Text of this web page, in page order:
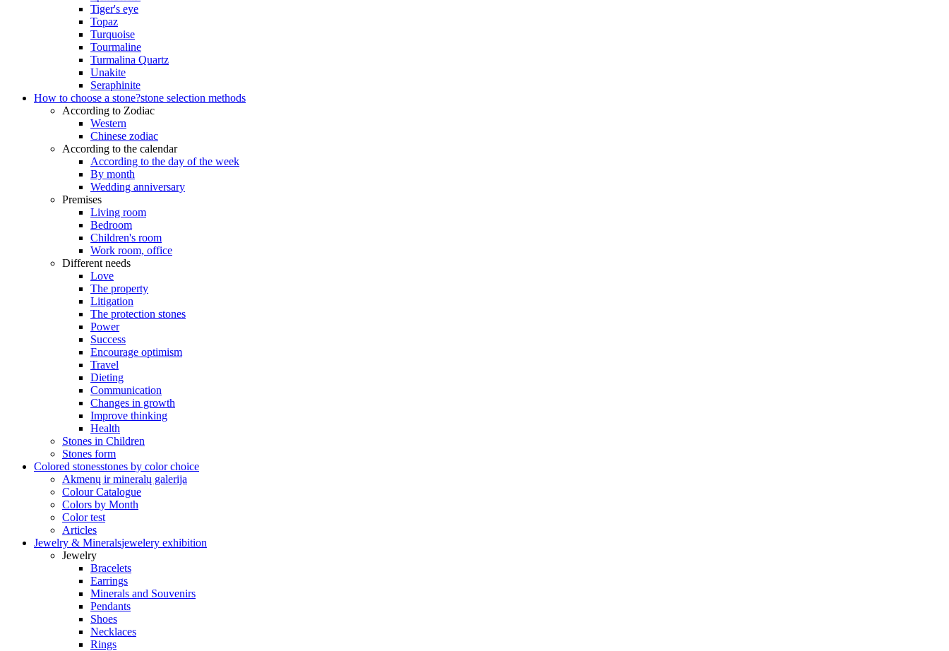
Tiger's eye
Topaz
Turquoise
Tourmaline
Turmalina Quartz
Unakite
Seraphinite
How to choose a stone?stone selection methods
According to Zodiac
Western
Chinese zodiac
According to the calendar
According to the day of the week
By month
Wedding anniversary
Premises
Living room
Bedroom
Children's room
Work room, office
Different needs
Love
The property
Litigation
The protection stones
Power
Success
Encourage optimism
Travel
Dieting
Communication
Changes in growth
Improve thinking
Health
Stones in Children
Stones form
Colored stonesstones by color choice
Akmenų ir mineralų galerija
Colour Catalogue
Colors by Month
Color test
Articles
Jewelry & Mineralsjewelery exhibition
Jewelry
Bracelets
Earrings
Minerals and Souvenirs
Pendants
Shoes
Necklaces
Rings